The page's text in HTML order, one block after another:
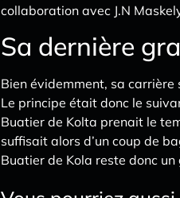
collaboration avec J.N
Sa dernière
Bien évidemment, sa
Le principe était donc le
Buatier de Kolta prenait le
suffisait alors d’un coup de
Buatier de Kola reste donc